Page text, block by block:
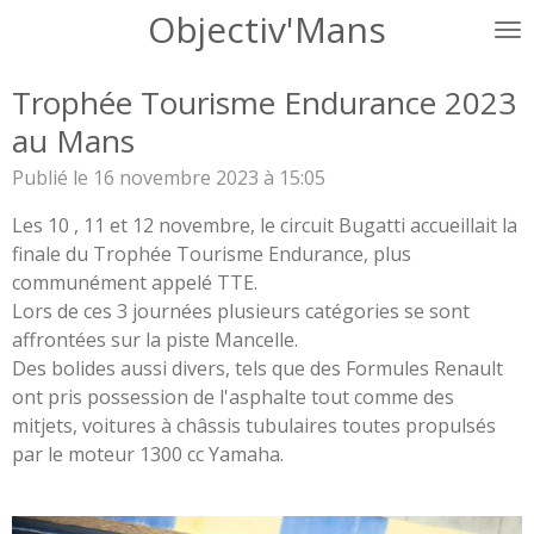
principal
Objectiv'Mans
Trophée Tourisme Endurance 2023
au Mans
Publié le 16 novembre 2023 à 15:05
Les 10 , 11 et 12 novembre, le circuit Bugatti accueillait la
finale du Trophée Tourisme Endurance, plus
communément appelé TTE.
Lors de ces 3 journées plusieurs catégories se sont
affrontées sur la piste Mancelle.
Des bolides aussi divers, tels que des Formules Renault
ont pris possession de l'asphalte tout comme des
mitjets, voitures à châssis tubulaires toutes propulsés
par le moteur 1300 cc Yamaha.